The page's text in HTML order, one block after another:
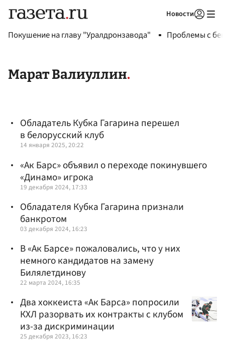
Новости
Покушение на главу "Уралдронзавода" Проблемы с
Марат Валиуллин
Обладатель Кубка Гагарина перешел
в белорусский клуб
14 января 2025, 20:22
«Ак Барс» объявил о переходе покинувшего
«Динамо» игрока
19 декабря 2024, 17:33
Обладателя Кубка Гагарина признали
банкротом
03 декабря 2024, 16:23
В «Ак Барсе» пожаловались, что у них
немного кандидатов на замену
Билялетдинову
22 марта 2024, 16:35
Два хоккеиста «Ак Барса» попросили
КХЛ разорвать их контракты с клубом
из-за дискриминации
25 декабря 2023, 16:23